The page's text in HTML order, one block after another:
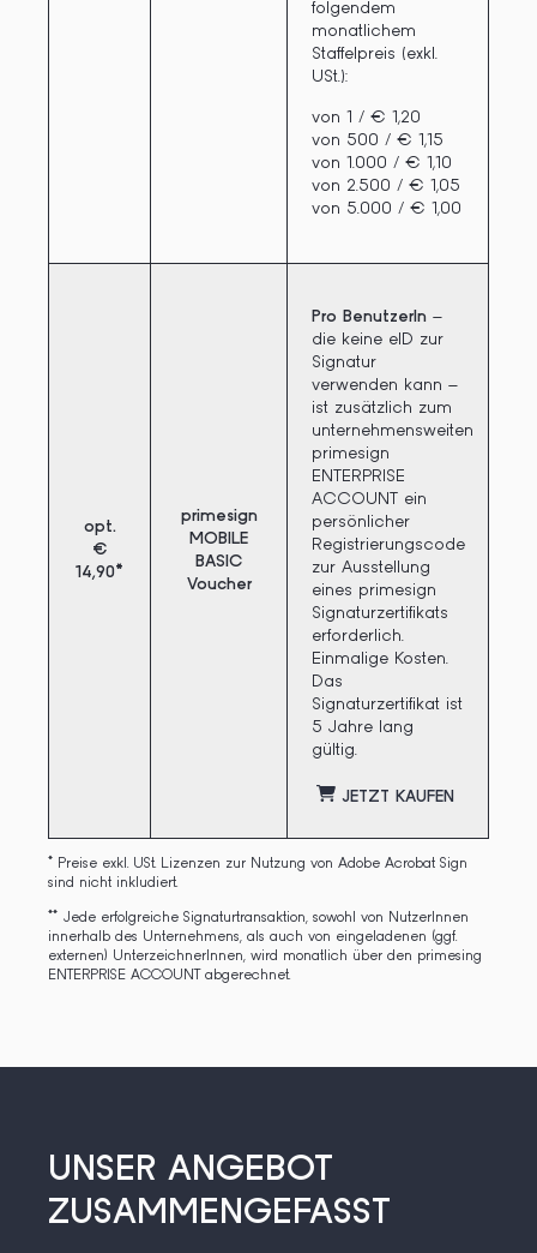
folgendem
monatlichem
Staffelpreis (exkl.
USt.):
von 1 / € 1,20
von 500 / € 1,15
von 1.000 / € 1,10
von 2.500 / € 1,05
von 5.000 / € 1,00
opt.
€
14,90*
primesign
MOBILE
BASIC
Voucher
Pro BenutzerIn –
die keine eID zur
Signatur
verwenden kann –
ist zusätzlich zum
unternehmensweiten
primesign
ENTERPRISE
ACCOUNT ein
persönlicher
Registrierungscode
zur Ausstellung
eines primesign
Signaturzertifikats
erforderlich.
Einmalige Kosten.
Das
Signaturzertifikat ist
5 Jahre lang
gültig.
JETZT KAUFEN
* Preise exkl. USt. Lizenzen zur Nutzung von Adobe Acrobat Sign
sind nicht inkludiert.
** Jede erfolgreiche Signaturtransaktion, sowohl von NutzerInnen
innerhalb des Unternehmens, als auch von eingeladenen (ggf.
externen) UnterzeichnerInnen, wird monatlich über den primesing
ENTERPRISE ACCOUNT abgerechnet.
UNSER ANGEBOT
ZUSAMMENGEFASST